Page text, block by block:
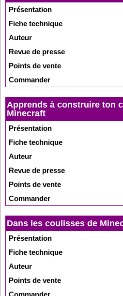
Présentation
Fiche technique
Auteur
Revue de presse
Points de vente
Commander
Apprends à construire ton
Minecraft
Présentation
Fiche technique
Auteur
Revue de presse
Points de vente
Commander
Dans les coulisses de
Présentation
Fiche technique
Auteur
Points de vente
Commander